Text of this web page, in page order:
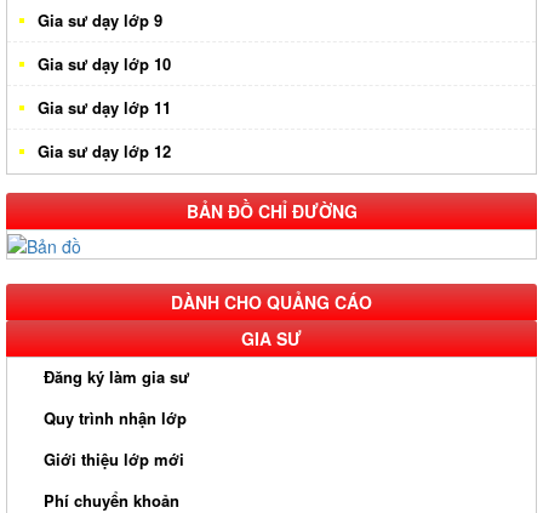
Gia sư dạy lớp 9
Gia sư dạy lớp 10
Gia sư dạy lớp 11
Gia sư dạy lớp 12
BẢN ĐỒ CHỈ ĐƯỜNG
DÀNH CHO QUẢNG CÁO
GIA SƯ
Đăng ký làm gia sư
Quy trình nhận lớp
Giới thiệu lớp mới
Phí chuyển khoản